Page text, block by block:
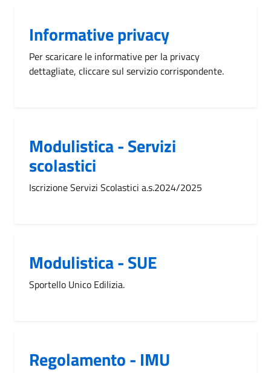
Informative privacy
Per scaricare le informative per la privacy
dettagliate, cliccare sul servizio corrispondente.
Modulistica - Servizi
scolastici
Iscrizione Servizi Scolastici a.s.2024/2025
Modulistica - SUE
Sportello Unico Edilizia.
Regolamento - IMU